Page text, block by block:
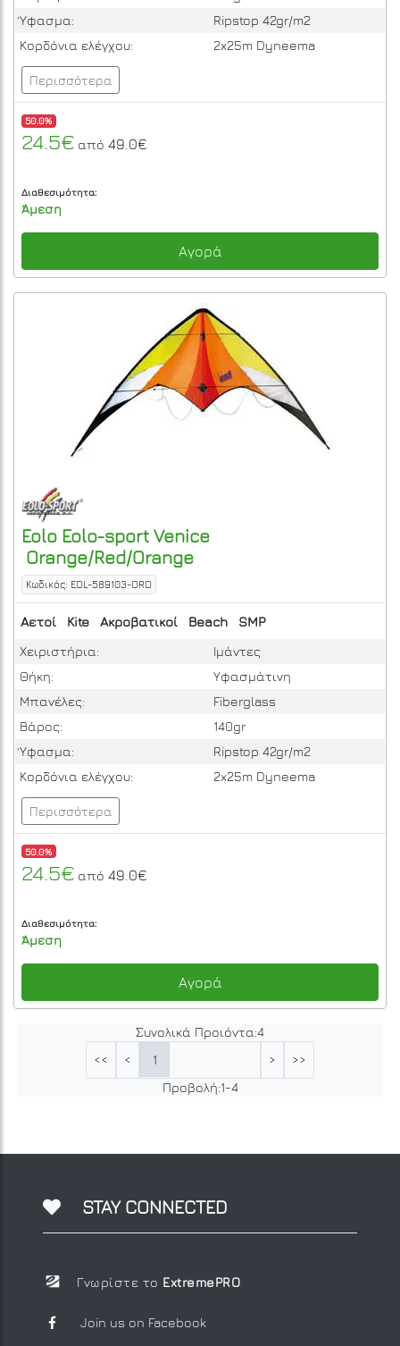
Ύφασμα:
Ripstop 42gr/m2
Κορδόνια ελέγχου:
2x25m Dyneema
Περισσότερα
50.0%
24.5€ από 49.0€
Διαθεσιμότητα:
Άμεση
Αγορά
Eolo Eolo-sport Venice
Orange/Red/Orange
Κωδικός: EOL-589103-ORO
Αετοί Kite Ακροβατικοί Beach
SMP
Χειριστήρια:
Ιμάντες
Θήκη:
Υφασμάτινη
Μπανέλες:
Fiberglass
Βάρος:
140gr
Ύφασμα:
Ripstop 42gr/m2
Κορδόνια ελέγχου:
2x25m Dyneema
Περισσότερα
50.0%
24.5€ από 49.0€
Διαθεσιμότητα:
Άμεση
Αγορά
Συνολικά Προιόντα:4
<<
< 1 >
>>
Προβολή:1-4
STAY CONNECTED
Γνωρίστε το ExtremePRO
Join us on Facebook